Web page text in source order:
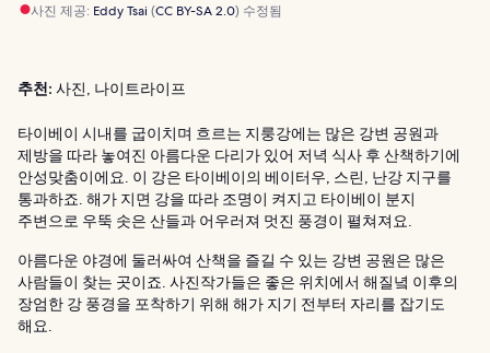
사진 제공: Eddy Tsai (CC BY-SA 2.0) 수정됨
추천: 사진, 나이트라이프
타이베이 시내를 굽이치며 흐르는 지룽강에는 많은 강변 공원과
제방을 따라 놓여진 아름다운 다리가 있어 저녁 식사 후 산책하기에
안성맞춤이에요. 이 강은 타이베이의 베이터우, 스린, 난강 지구를
통과하죠. 해가 지면 강을 따라 조명이 켜지고 타이베이 분지
주변으로 우뚝 솟은 산들과 어우러져 멋진 풍경이 펼쳐져요.
아름다운 야경에 둘러싸여 산책을 즐길 수 있는 강변 공원은 많은
사람들이 찾는 곳이죠. 사진작가들은 좋은 위치에서 해질녘 이후의
장엄한 강 풍경을 포착하기 위해 해가 지기 전부터 자리를 잡기도
해요.